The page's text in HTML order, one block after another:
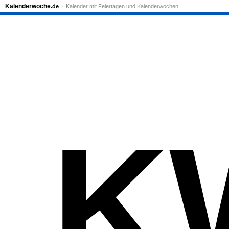
Kalenderwoche.de Kalender mit Feiertagen und Kalenderwochen